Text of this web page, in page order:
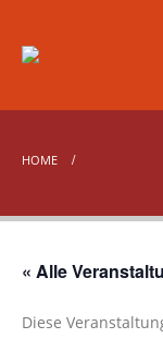
HOME
« Alle
Diese